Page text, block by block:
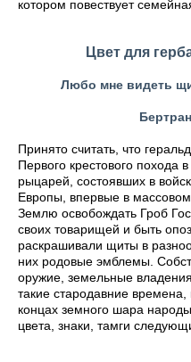
котором повествует
Цвет для
Любо мне видеть
Принято считать, что
Первого крестового похода
рыцарей, состоявших в
Европы, впервые в
Землю освобождать Гроб
своих товарищей и быть
раскрашивали щиты в
них родовые эмблемы.
оружие, земельные
такие стародавние времена,
концах земного шара
цвета, знаки, тамги